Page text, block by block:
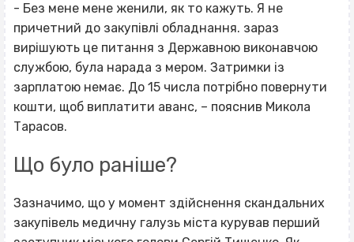
- Без мене мене женили, як то кажуть. Я не
причетний до закупівлі обладнання. зараз
вирішують це питання з Державною виконавчою
службою, була нарада з мером. Затримки із
зарплатою немає. До 15 числа потрібно повернути
кошти, щоб виплатити аванс, – пояснив Микола
Тарасов.
Що було раніше?
Зазначимо, що у момент здійснення скандальних
закупівель медичну галузь міста курував перший